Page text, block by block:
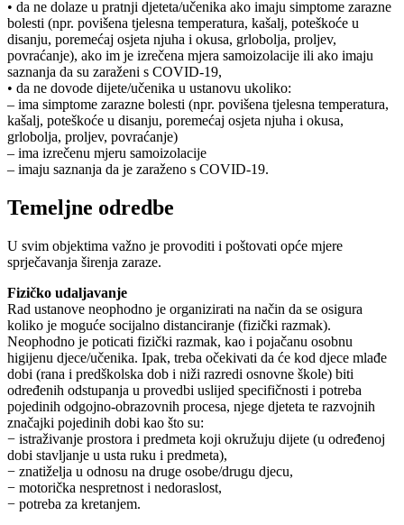
• da ne dolaze u pratnji djeteta/učenika ako imaju simptome zarazne
bolesti (npr. povišena tjelesna temperatura, kašalj, poteškoće u
disanju, poremećaj osjeta njuha i okusa, grlobolja, proljev,
povraćanje), ako im je izrečena mjera samoizolacije ili ako imaju
saznanja da su zaraženi s COVID-19,
• da ne dovode dijete/učenika u ustanovu ukoliko:
– ima simptome zarazne bolesti (npr. povišena tjelesna temperatura,
kašalj, poteškoće u disanju, poremećaj osjeta njuha i okusa,
grlobolja, proljev, povraćanje)
– ima izrečenu mjeru samoizolacije
– imaju saznanja da je zaraženo s COVID-19.
Temeljne odredbe
U svim objektima važno je provoditi i poštovati opće mjere
sprječavanja širenja zaraze.
Fizičko udaljavanje
Rad ustanove neophodno je organizirati na način da se osigura
koliko je moguće socijalno distanciranje (fizički razmak).
Neophodno je poticati fizički razmak, kao i pojačanu osobnu
higijenu djece/učenika. Ipak, treba očekivati da će kod djece mlađe
dobi (rana i predškolska dob i niži razredi osnovne škole) biti
određenih odstupanja u provedbi uslijed specifičnosti i potreba
pojedinih odgojno-obrazovnih procesa, njege djeteta te razvojnih
značajki pojedinih dobi kao što su:
− istraživanje prostora i predmeta koji okružuju dijete (u određenoj
dobi stavljanje u usta ruku i predmeta),
− znatiželja u odnosu na druge osobe/drugu djecu,
− motorička nespretnost i nedoraslost,
− potreba za kretanjem.